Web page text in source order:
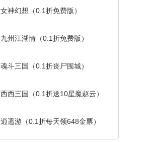
女神幻想（0.1折免费版）
九州江湖情（0.1折免费版）
魂斗三国（0.1折丧尸围城）
西西三国（0.1折送10星魔赵云）
逍遥游（0.1折每天领648金票）